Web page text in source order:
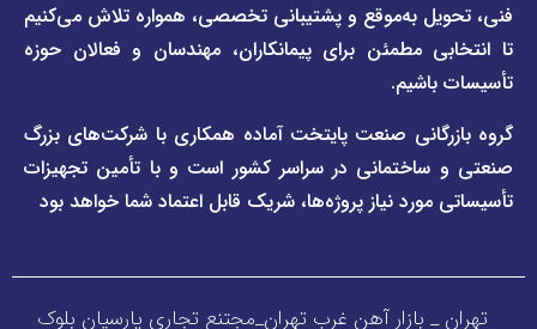
به‌موقع و پشتیبانی تخصصی، همواره تلاش می‌کنیم
مطمئن برای پیمانکاران، مهندسان و فعالان حوزه
صنعت پایتخت آماده همکاری با شرکت‌های بزرگ
در سراسر کشور است و با تأمین تجهیزات
نیاز پروژه‌ها، شریک قابل اعتماد شما خواهد بود
بازار آهن غرب تهران_مجتنع تجاری پارسیان بلوک